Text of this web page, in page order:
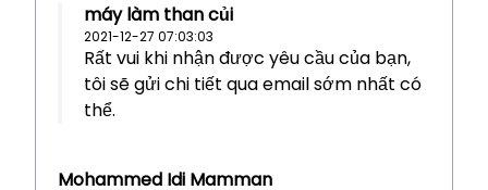
máy làm than củi
2021-12-27 07:03:03
Rất vui khi nhận được yêu cầu của bạn,
tôi sẽ gửi chi tiết qua email sớm nhất có
thể.
Mohammed Idi Mamman